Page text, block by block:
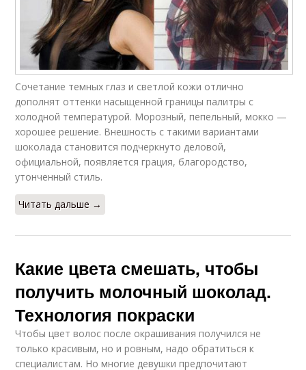
Сочетание темных глаз и светлой кожи отлично
дополнят оттенки насыщенной границы палитры с
холодной температурой. Морозный, пепельный, мокко —
хорошее решение. Внешность с такими вариантами
шоколада становится подчеркнуто деловой,
официальной, появляется грация, благородство,
утонченный стиль.
Читать дальше →
Какие цвета смешать, чтобы
получить молочный шоколад.
Технология покраски
Чтобы цвет волос после окрашивания получился не
только красивым, но и ровным, надо обратиться к
специалистам. Но многие девушки предпочитают